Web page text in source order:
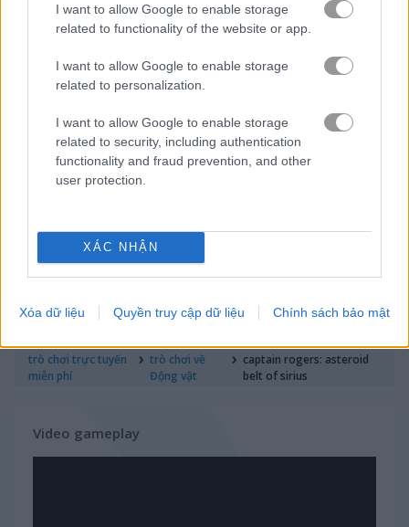
I want to allow Google to enable storage
related to functionality of the website or app.
I want to allow Google to enable storage
related to personalization.
I want to allow Google to enable storage
related to security, including authentication
functionality and fraud prevention, and other
user protection.
XÁC NHẬN
Xóa dữ liệu Quyền truy cập dữ liệu Chính sách bảo mật
chim cánh cụt
thú cưng
thỏ
cừu
sở thú
trò chơi trực tuyến
miễn phí
trò chơi về
Động vật
captain rogers: asteroid
belt of sirius
Video gameplay